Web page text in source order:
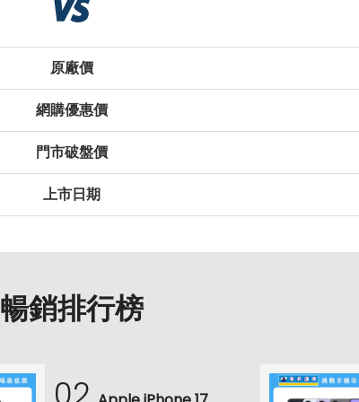
原廠價
網購優惠價
門市破盤價
上市日期
暢銷排行榜